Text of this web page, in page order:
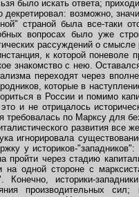
было искать ответа;
декретировал: возможно,
страной была все-таки
вопросах было уже
рассуждений о
к которой поневоле
знакомство с нею.
переходят через
которые в
в России и помимо
и не отрицалось
требовалась по Марксу для
развития все
игнорировала
у историков-
пройти через стадию
на одной стороне с
Конечно, историки-
производительных